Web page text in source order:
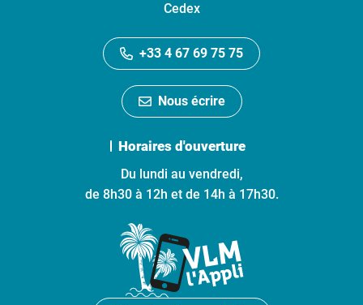
Cedex
+33 4 67 69 75 75
Nous écrire
Horaires d'ouverture
Du lundi au vendredi,
de 8h30 à 12h et de 14h à 17h30.